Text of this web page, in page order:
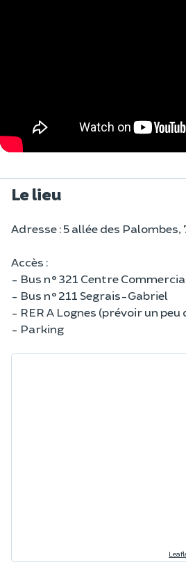
Le lieu
Adresse : 5 allée des Palombes,
Accès :
- Bus n°321 Centre
- Bus n°211 Segrais-Gabriel
- RER A Lognes (prévoir un peu
- Parking